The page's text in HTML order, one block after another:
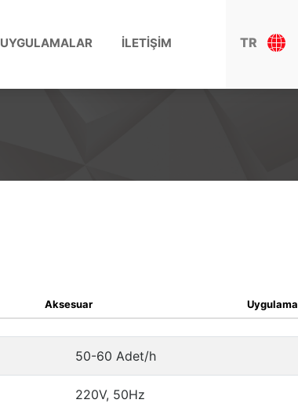
UYGULAMALAR İLETİŞİM TR
Aksesuar Uygulama
50-60 Adet/h
220V, 50Hz